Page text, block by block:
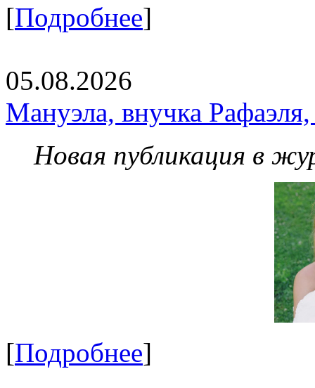
[Подробнее]
05.08.2026
Мануэла, внучка
Новая публикация в
[Подробнее]